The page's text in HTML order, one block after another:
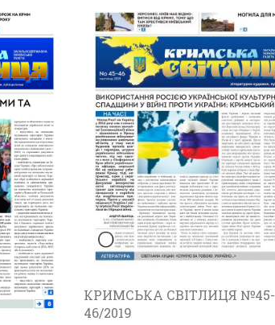
КРИМСЬКА СВІТЛИЦЯ №45-
46/2019